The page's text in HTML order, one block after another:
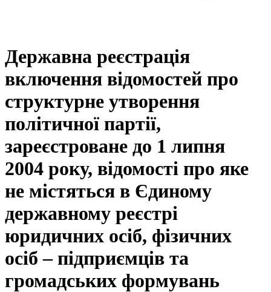
Державна реєстрація
включення відомостей про
структурне утворення
політичної партії,
зареєстроване до 1 липня
2004 року, відомості про яке
не містяться в Єдиному
державному реєстрі
юридичних осіб, фізичних
осіб – підприємців та
громадських формувань